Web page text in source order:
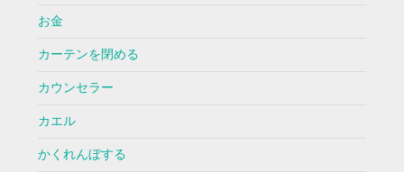
お金
カーテンを閉める
カウンセラー
カエル
かくれんぼする